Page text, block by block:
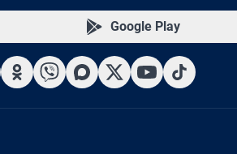
Google Play